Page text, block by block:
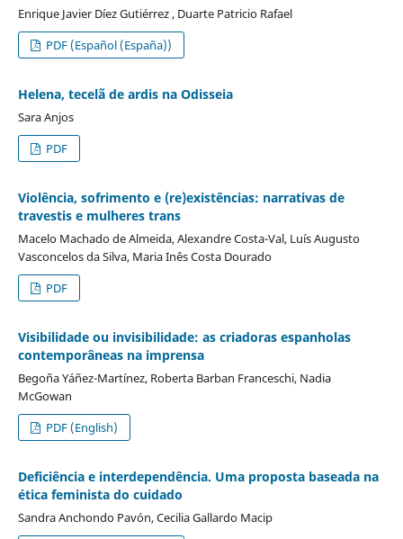
Enrique Javier Díez Gutiérrez , Duarte Patricio Rafael
PDF (Español (España))
Helena, tecelã de ardis na Odisseia
Sara Anjos
PDF
Violência, sofrimento e (re)existências: narrativas de
travestis e mulheres trans
Macelo Machado de Almeida, Alexandre Costa-Val, Luís Augusto
Vasconcelos da Silva, Maria Inês Costa Dourado
PDF
Visibilidade ou invisibilidade: as criadoras espanholas
contemporâneas na imprensa
Begoña Yáñez-Martínez, Roberta Barban Franceschi, Nadia
McGowan
PDF (English)
Deficiência e interdependência. Uma proposta baseada na
ética feminista do cuidado
Sandra Anchondo Pavón, Cecilia Gallardo Macip